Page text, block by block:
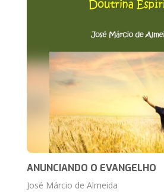
ANUNCIANDO O EVANGELHO
José Márcio de Almeida